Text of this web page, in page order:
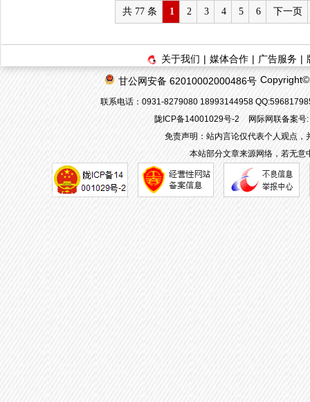
共 77 条 1 2 3 4 5 6 下一页
关于我们 | 媒体合作 | 广告服务 |
甘公网安备 62010002000486号
联系电话：0931-8279080 18993144958
陇ICP备14001029号-2
网际网联备案
免责声明：站内言论仅代表个人观点
本站部分文章来源网络，若无意